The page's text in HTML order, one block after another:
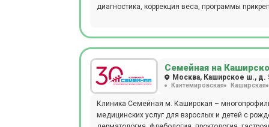
диагностика, коррекция веса, программы
Семейная на
Москва, Каширское ш., д.
Кантемировская Каширская
Клиника Семейная м. Каширская –
медицинских услуг для взрослых и детей с